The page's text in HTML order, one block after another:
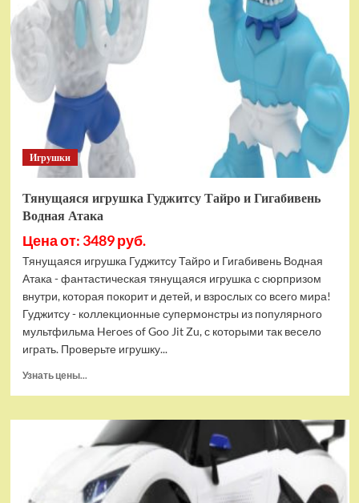
POP
Квадрат
антистресс
(тактильная,
сенсорная)
Игрушки
Тянущаяся игрушка Гуджитсу Тайро и Гигабивень
Водная Атака
Цена от: 3489 руб.
Тянущаяся игрушка Гуджитсу Тайро и Гигабивень Водная
Атака - фантастическая тянущаяся игрушка с сюрпризом
внутри, которая покорит и детей, и взрослых со всего мира!
Гуджитсу - коллекционные супермонстры из популярного
мультфильма Heroes of Goo Jit Zu, с которыми так весело
играть. Проверьте игрушку...
Узнать цены...
Тянущаяся
игрушка
Гуджитсу
и
Гигабивень